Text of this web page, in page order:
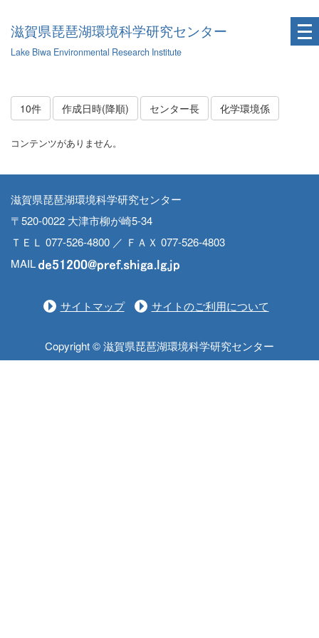
滋賀県琵琶湖環境科学研究センター
Lake Biwa Environmental Research Institute
10件 作成日時(降順) センター長 化学環境係
コンテンツがありません。
滋賀県琵琶湖環境科学研究センター
〒520-0022 大津市柳が崎5-34
ＴＥＬ 077-526-4800 ／ ＦＡＸ 077-526-4803
MAIL
サイトマップ サイトのご利用について
Copyright © 滋賀県琵琶湖環境科学研究センター